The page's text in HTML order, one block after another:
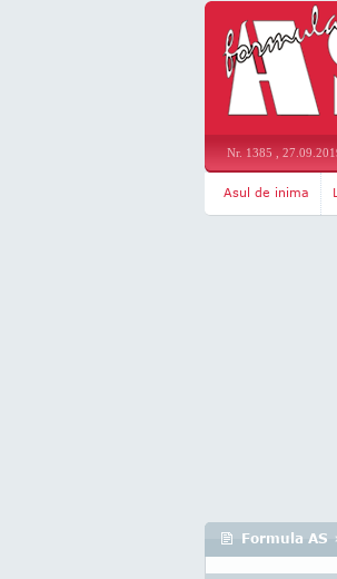
Nr. 1385 ,
Asul de inima
Formula AS